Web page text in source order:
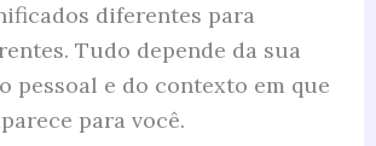
diferentes para
Tudo depende da sua
pessoal e do contexto em que
para você.